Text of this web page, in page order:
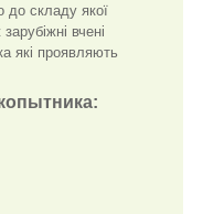
до складу якої
вчені
які проявляють